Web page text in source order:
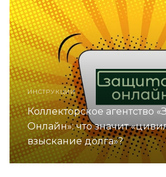
ИНСТРУКЦИИ
Коллекторское агентство
Онлайн»: что значит
взыскание долга»?